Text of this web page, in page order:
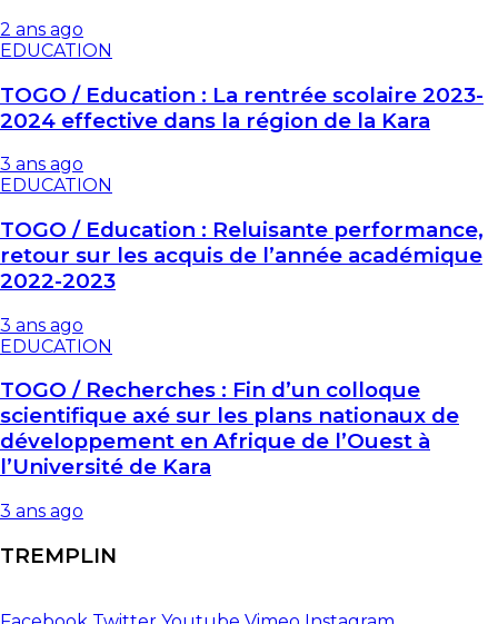
2 ans ago
EDUCATION
TOGO / Education : La rentrée scolaire 2023-
2024 effective dans la région de la Kara
3 ans ago
EDUCATION
TOGO / Education : Reluisante performance,
retour sur les acquis de l’année académique
2022-2023
3 ans ago
EDUCATION
TOGO / Recherches : Fin d’un colloque
scientifique axé sur les plans nationaux de
développement en Afrique de l’Ouest à
l’Université de Kara
3 ans ago
TREMPLIN